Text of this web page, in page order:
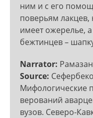
ним и с его
поверьям
имеет ожерелье,
бежтинцев –
Narrator
Source
Мифологические
верований
вузов. Северо-